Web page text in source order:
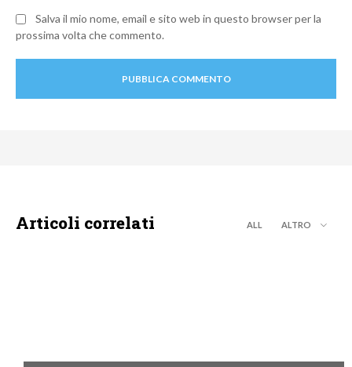
Salva il mio nome, email e sito web in questo browser per la
prossima volta che commento.
Articoli correlati ALL ALTRO